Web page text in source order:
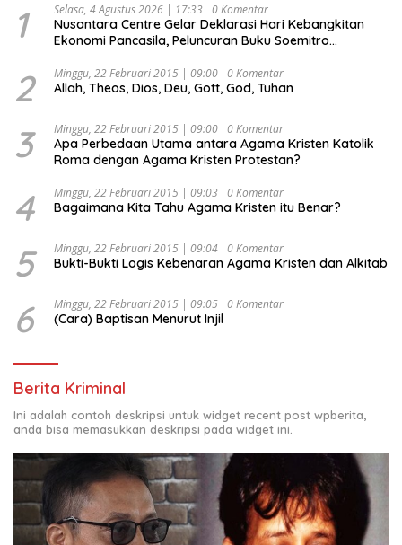
1 Selasa, 4 Agustus 2026 | 17:33 0 Komentar
Nusantara Centre Gelar Deklarasi Hari Kebangkitan
Ekonomi Pancasila, Peluncuran Buku Soemitro
Ekonomi Politik Indonesia) & Simposium Nasional
“Urgensi Undang-Undang Perekonomian Nasional dan
Indonesia Emas 2045”,
2 Minggu, 22 Februari 2015 | 09:00 0 Komentar
Allah, Theos, Dios, Deu, Gott, God, Tuhan
3 Minggu, 22 Februari 2015 | 09:00 0 Komentar
Apa Perbedaan Utama antara Agama Kristen Katolik
Roma dengan Agama Kristen Protestan?
4 Minggu, 22 Februari 2015 | 09:03 0 Komentar
Bagaimana Kita Tahu Agama Kristen itu Benar?
5 Minggu, 22 Februari 2015 | 09:04 0 Komentar
Bukti-Bukti Logis Kebenaran Agama Kristen dan Alkitab
6 Minggu, 22 Februari 2015 | 09:05 0 Komentar
(Cara) Baptisan Menurut Injil
Berita Kriminal
Ini adalah contoh deskripsi untuk widget recent post wpberita,
anda bisa memasukkan deskripsi pada widget ini.